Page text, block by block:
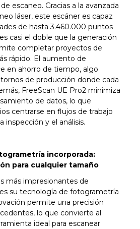
escaneo. Gracias a la avanzada
láser, este escáner es capaz
de hasta 3.460.000 puntos
casi el doble que la generación
completar proyectos de
rápido. El aumento de
en ahorro de tiempo, algo
de producción donde cada
FreeScan UE Pro2 minimiza
de datos, lo que
centrarse en flujos de trabajo
inspección y el análisis.
incorporada:
para cualquier tamaño
más impresionantes de
su tecnología de fotogrametría
permite una precisión
lo que convierte al
ideal para escanear